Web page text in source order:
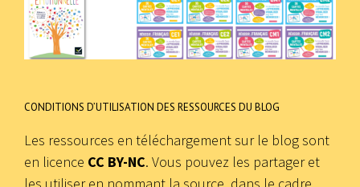
CONDITIONS D’UTILISATION DES RESSOURCES DU BLOG
Les ressources en téléchargement sur le blog sont
en licence CC BY-NC. Vous pouvez les partager et